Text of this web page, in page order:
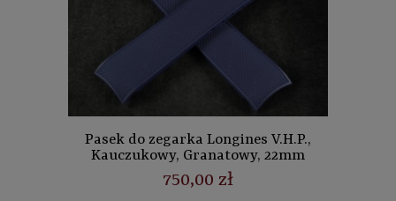
Pasek do zegarka Longines V.H.P.,
Kauczukowy, Granatowy, 22mm
750,00 zł